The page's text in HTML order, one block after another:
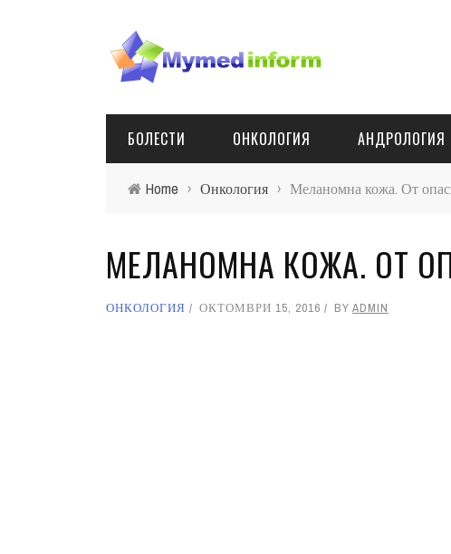
БОЛЕСТИ ОНКОЛОГИЯ
Home › Онкология › Меланомна кожа. От
МЕЛАНОМНА КОЖА. ОТ
ОНКОЛОГИЯ ОКТОМВРИ 15, 2016 BY ADMIN